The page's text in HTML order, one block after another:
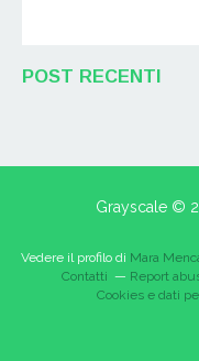
POST RECENTI
Grayscale ©
Vedere il profilo di Mara
Contatti
Report
Cookies e dati